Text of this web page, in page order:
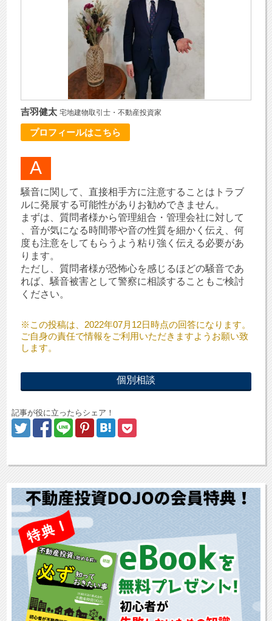
吉羽健太 宅地建物取引士・不動産投資家
プロフィールはこちら
騒音に関して、直接相手方に注意することはトラブ
ルに発展する可能性がありお勧めできません。
まずは、質問者様から管理組合・管理会社に対して
、音が気になる時間帯や音の性質を細かく伝え、何
度も注意をしてもらうよう粘り強く伝える必要があ
ります。
ただし、質問者様が恐怖心を感じるほどの騒音であ
れば、騒音被害として警察に相談することもご検討
ください。
※この投稿は、2022年07月12日時点の回答になります。
ご自身の責任で情報をご利用いただきますようお願い致
します。
個別相談
記事が役に立ったらシェア！